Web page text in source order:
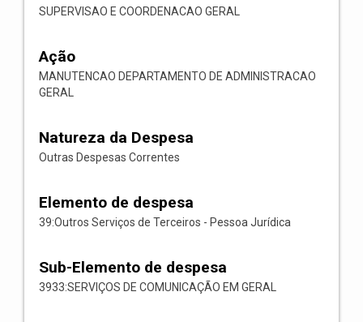
SUPERVISAO E COORDENACAO GERAL
Ação
MANUTENCAO DEPARTAMENTO DE ADMINISTRACAO
GERAL
Natureza da Despesa
Outras Despesas Correntes
Elemento de despesa
39:Outros Serviços de Terceiros - Pessoa Jurídica
Sub-Elemento de despesa
3933:SERVIÇOS DE COMUNICAÇÃO EM GERAL